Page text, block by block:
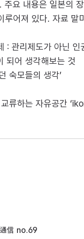
주요 내용은 일본의
루어져 있다. 자료
: 관리제도가 아닌 인
되어 생각해보는 것
숙모들의 생각’
류하는 자유공간
信 no.69